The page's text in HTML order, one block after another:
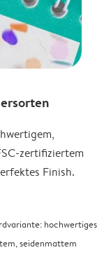
zertifiziertem
Finish.
hochwertiges
seidenmattem